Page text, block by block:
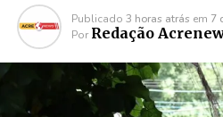
Publicado 3 horas atrás em 7
Por Redação